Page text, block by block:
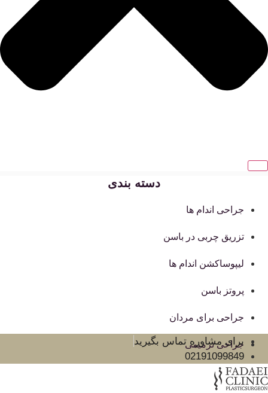
دسته بندی
جراحی اندام ها
تزریق چربی در باسن
لیپوساکشن اندام ها
پروتز باسن
جراحی برای مردان
جراحی ترمیمی
برای مشاوره تماس بگیرید
02191099849